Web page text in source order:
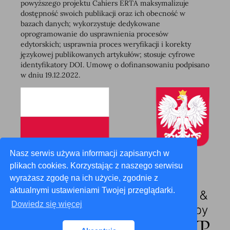
Nasz serwis używa informacji zapisanych w
plikach cookies. Korzystając z naszego serwisu
wyrażasz zgodę na ich użycie, zgodnie z
aktualnymi ustawieniami Twojej przeglądarki.
Dowiedz się więcej
powyższego projektu Cahiers ERTA maksymalizuje
dostępność swoich publikacji oraz ich obecność w
bazach danych; wykorzystuje dedykowane
oprogramowanie do usprawnienia procesów
edytorskich; usprawnia proces weryfikacji i korekty
językowej publikowanych artykułów; stosuje cyfrowe
identyfikatory DOI. Umowę o dofinansowaniu podpisano
w dniu 19.12.2022.